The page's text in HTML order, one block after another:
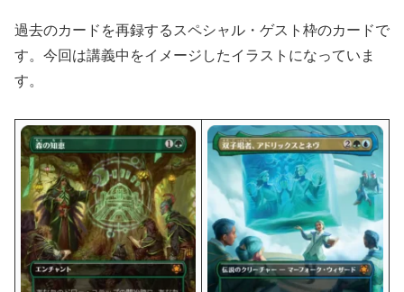
過去のカードを再録するスペシャル・ゲスト枠のカードで
す。今回は講義中をイメージしたイラストになっていま
す。